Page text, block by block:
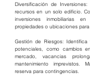
Diversificación de
recursos en un solo edificio.
inversiones inmobiliarias
propiedades o ubicaciones
Gestión de Riesgos:
potenciales, como cambios
mercado, vacancias
mantenimiento imprevistos.
reserva para contingencias.